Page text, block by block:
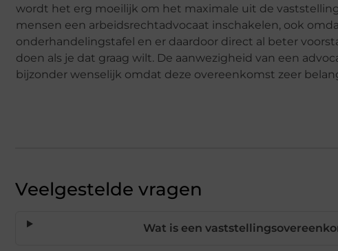
wordt het erg moeilijk om het maximale uit de
mensen een arbeidsrechtadvocaat inschakelen, ook
onderhandelingstafel en er daardoor direct al beter
doen als je dat graag wilt. De aanwezigheid van een
bijzonder wenselijk omdat deze overeenkomst zeer
Veelgestelde vragen
Wat is een